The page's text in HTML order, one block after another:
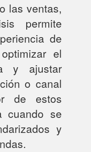
las ventas,
permite
de
el
y ajustar
o canal
de estos
cuando se
y